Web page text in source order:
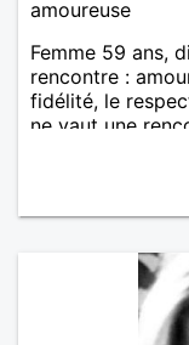
amoureuse
Femme 59 ans,
rencontre :
fidélité, le
ne vaut une
messages pour
deux et le désir